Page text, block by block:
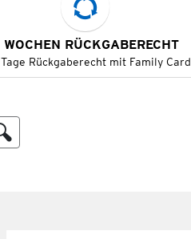
RÜCKGABERECHT
Rückgaberecht mit Family Card